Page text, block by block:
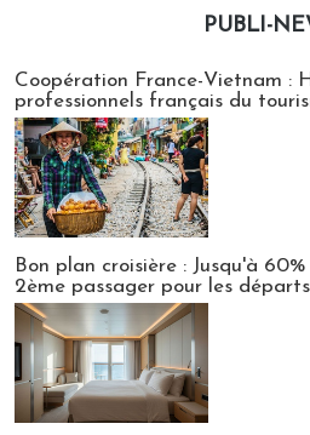
PUBLI-
Coopération France-Vietnam :
professionnels français du
Bon plan croisière : Jusqu'à
2ème passager pour les